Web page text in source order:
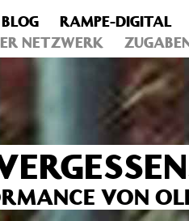
ist seit Version 4.4.0
BLOG RAMPE-DIGITAL
NETZWERK
VON